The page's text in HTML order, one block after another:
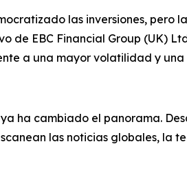
las inversiones, pero
de EBC Financial Group (UK)
a una mayor volatilidad y
ha cambiado el panorama.
las noticias globales, la